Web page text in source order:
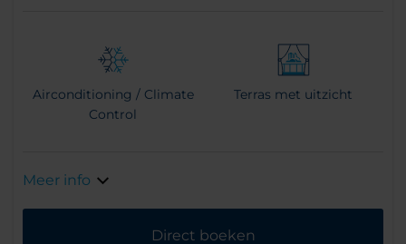
Airconditioning / Climate
Control
Terras met uitzicht
Meer info
Direct boeken